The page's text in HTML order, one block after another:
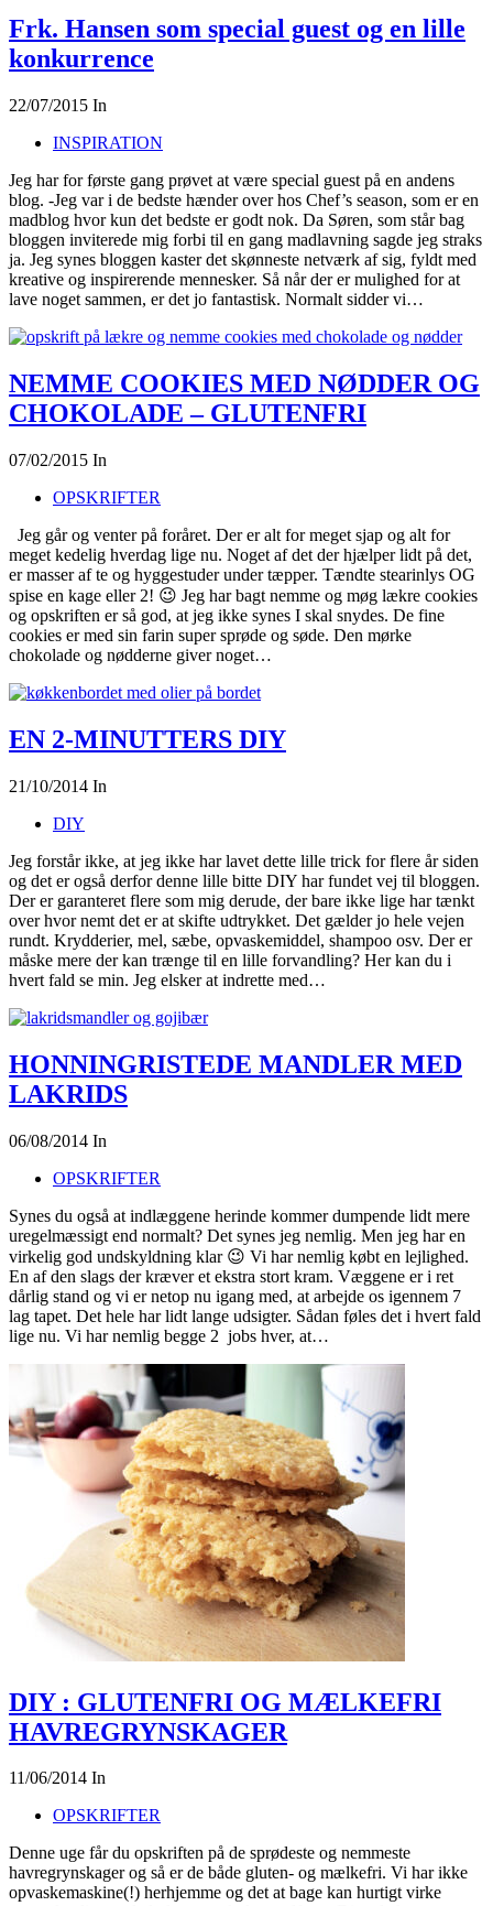
Frk. Hansen som special guest og en lille
konkurrence
22/07/2015 In
INSPIRATION
Jeg har for første gang prøvet at være special guest på en andens
blog. -Jeg var i de bedste hænder over hos Chef’s season, som er en
madblog hvor kun det bedste er godt nok. Da Søren, som står bag
bloggen inviterede mig forbi til en gang madlavning sagde jeg straks
ja. Jeg synes bloggen kaster det skønneste netværk af sig, fyldt med
kreative og inspirerende mennesker. Så når der er mulighed for at
lave noget sammen, er det jo fantastisk. Normalt sidder vi…
NEMME COOKIES MED NØDDER OG
CHOKOLADE – GLUTENFRI
07/02/2015 In
OPSKRIFTER
Jeg går og venter på foråret. Der er alt for meget sjap og alt for
meget kedelig hverdag lige nu. Noget af det der hjælper lidt på det,
er masser af te og hyggestuder under tæpper. Tændte stearinlys OG
spise en kage eller 2! 😉 Jeg har bagt nemme og møg lækre cookies
og opskriften er så god, at jeg ikke synes I skal snydes. De fine
cookies er med sin farin super sprøde og søde. Den mørke
chokolade og nødderne giver noget…
EN 2-MINUTTERS DIY
21/10/2014 In
DIY
Jeg forstår ikke, at jeg ikke har lavet dette lille trick for flere år siden
og det er også derfor denne lille bitte DIY har fundet vej til bloggen.
Der er garanteret flere som mig derude, der bare ikke lige har tænkt
over hvor nemt det er at skifte udtrykket. Det gælder jo hele vejen
rundt. Krydderier, mel, sæbe, opvaskemiddel, shampoo osv. Der er
måske mere der kan trænge til en lille forvandling? Her kan du i
hvert fald se min. Jeg elsker at indrette med…
HONNINGRISTEDE MANDLER MED
LAKRIDS
06/08/2014 In
OPSKRIFTER
Synes du også at indlæggene herinde kommer dumpende lidt mere
uregelmæssigt end normalt? Det synes jeg nemlig. Men jeg har en
virkelig god undskyldning klar 😉 Vi har nemlig købt en lejlighed.
En af den slags der kræver et ekstra stort kram. Væggene er i ret
dårlig stand og vi er netop nu igang med, at arbejde os igennem 7
lag tapet. Det hele har lidt lange udsigter. Sådan føles det i hvert fald
lige nu. Vi har nemlig begge 2 jobs hver, at…
DIY : GLUTENFRI OG MÆLKEFRI
HAVREGRYNSKAGER
11/06/2014 In
OPSKRIFTER
Denne uge får du opskriften på de sprødeste og nemmeste
havregrynskager og så er de både gluten- og mælkefri. Vi har ikke
opvaskemaskine(!) herhjemme og det at bage kan hurtigt virke